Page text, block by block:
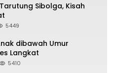
Sibolga, Kisah
5449
dibawah Umur
Langkat
5410